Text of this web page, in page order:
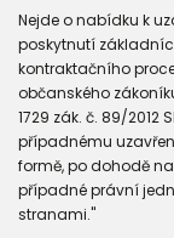
Nejde o nabídku k
poskytnutí
kontraktačního
občanského
1729 zák. č. 89/2012
případnému
formě, po dohodě
případné právní
stranami."